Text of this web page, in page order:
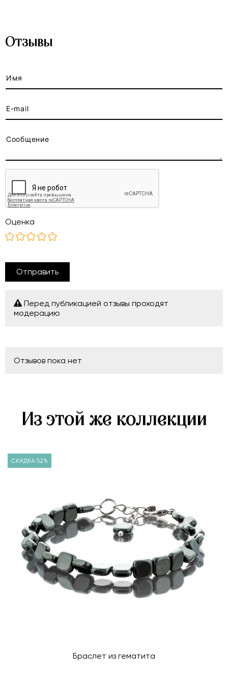
Отзывы
Оценка
Отправить
Перед публикацией отзывы проходят
модерацию
Отзывов пока нет
Из этой же коллекции
СКИДКА 52%
Браслет из гематита